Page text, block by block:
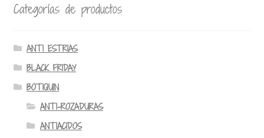
Categorías de productos
ANTI ESTRIAS
BLACK FRIDAY
BOTIQUIN
ANTI-ROZADURAS
ANTIACIDOS